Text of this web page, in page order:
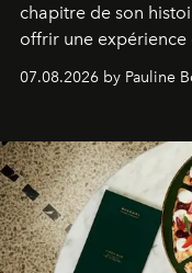
chapitre de son
offrir une
expertise se
07.08.2026 by Pauline